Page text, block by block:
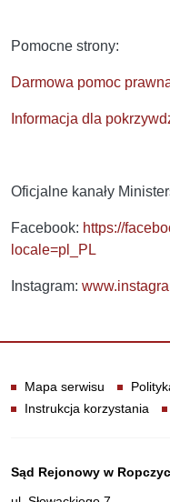
Pomocne strony:
Darmowa pomoc
Informacja dla
Oficjalne kanały
Facebook: https://
locale=pl_PL
Instagram:
Mapa serwisu
Instrukcja korzystania
Dane
Sąd Rejonowy w